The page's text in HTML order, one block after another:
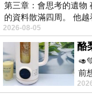
議-馬批在野黨
音 線上教學網
訓練英文 六人
english
較 線上教學多
寫作英文會話
第三章：會思考的遺物
的資料散滿四周。 他
2026-08-05
前